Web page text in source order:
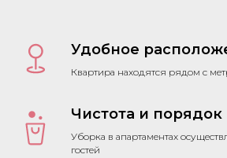
Удобное
Квартира находятся рядом с
Чистота и порядок
Уборка в апартаментах
гостей